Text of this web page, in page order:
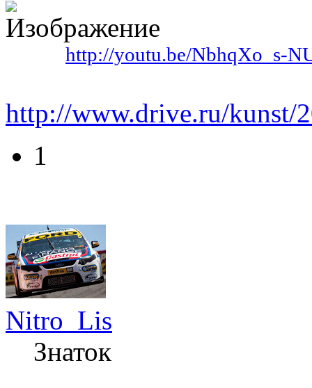
http://youtu.be/NbhqXo_s-
http://www.drive.ru/kunst/
1
Nitro_Lis
Знаток